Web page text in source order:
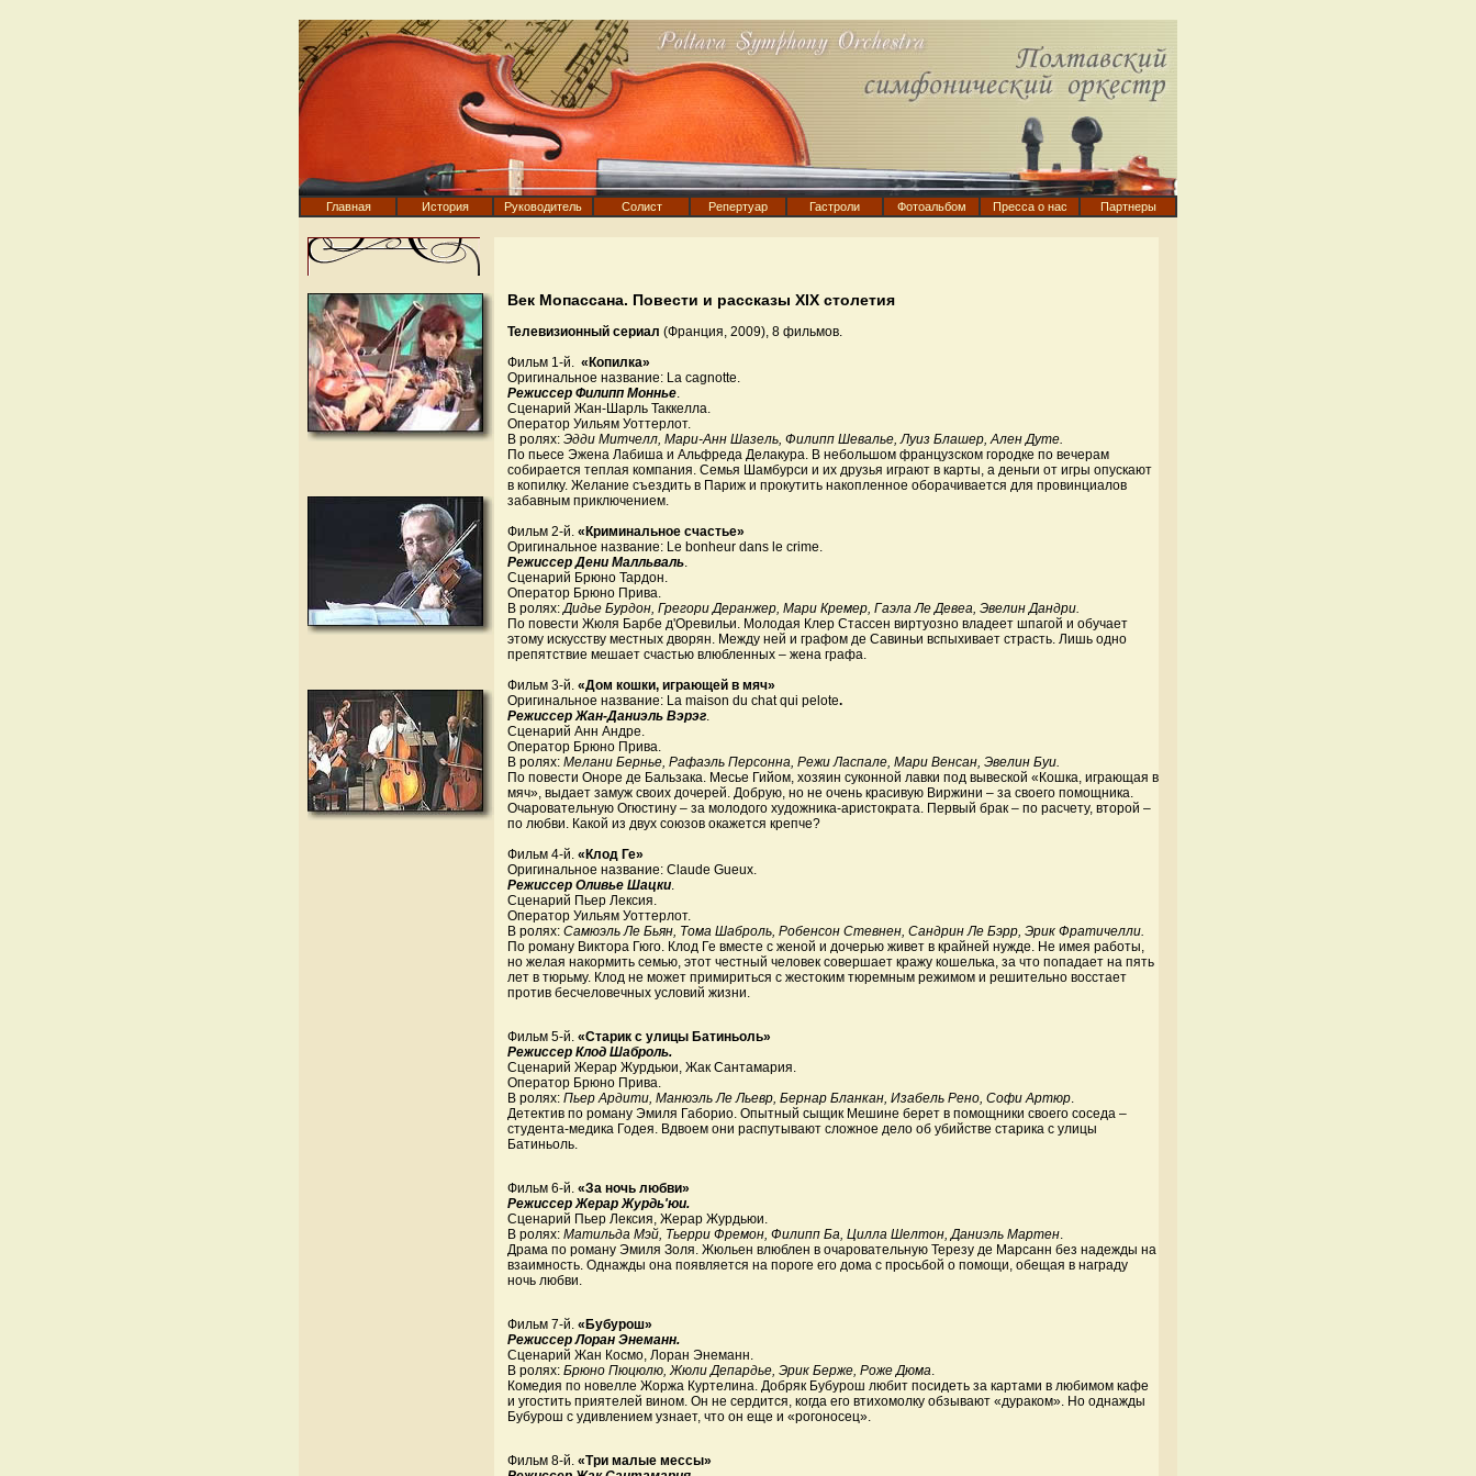
Главная История Руководитель Солист Репертуар Гастроли Фотоальбом Пресса о нас Партнеры
Век Мопассана. Повести и рассказы XIX столетия
Телевизионный сериал (Франция, 2009), 8 фильмов.
Фильм 1-й. «Копилка»
Оригинальное название: La cagnotte.
Режиссер Филипп Моннье.
Сценарий Жан-Шарль Таккелла.
Оператор Уильям Уоттерлот.
В ролях: Эдди Митчелл, Мари-Анн Шазель, Филипп Шевалье, Луиз Блашер, Ален Дуте.
По пьесе Эжена Лабиша и Альфреда Делакура. В небольшом французском городке по вечерам
собирается теплая компания. Семья Шамбурси и их друзья играют в карты, а деньги от игры опускают
в копилку. Желание съездить в Париж и прокутить накопленное оборачивается для провинциалов
забавным приключением.
Фильм 2-й. «Криминальное счастье»
Оригинальное название: Le bonheur dans le crime.
Режиссер Дени Малльваль.
Сценарий Брюно Тардон.
Оператор Брюно Прива.
В ролях:Дидье Бурдон, Грегори Деранжер, Мари Кремер, Гаэла Ле Девеа, Эвелин Дандри.
По повести Жюля Барбе д'Оревильи. Молодая Клер Стассен виртуозно владеет шпагой и обучает
этому искусству местных дворян. Между ней и графом де Савиньи вспыхивает страсть. Лишь одно
препятствие мешает счастью влюбленных – жена графа.
Фильм 3-й. «Дом кошки, играющей в мяч»
Оригинальное название: La maison du chat qui pelote.
Режиссер Жан-Даниэль Вэрэг.
Сценарий Анн Андре.
Оператор Брюно Прива.
В ролях: Мелани Бернье, Рафаэль Персонна, Режи Ласпале, Мари Венсан, Эвелин Буи.
По повести Оноре де Бальзака. Месье Гийом, хозяин суконной лавки под вывеской «Кошка, играющая в
мяч», выдает замуж своих дочерей. Добрую, но не очень красивую Виржини – за своего помощника.
Очаровательную Огюстину – за молодого художника-аристократа. Первый брак – по расчету, второй –
по любви. Какой из двух союзов окажется крепче?
Фильм 4-й. «Клод Ге»
Оригинальное название: Claude Gueux.
Режиссер Оливье Шацки.
Сценарий Пьер Лексия.
Оператор Уильям Уоттерлот.
В ролях: Самюэль Ле Бьян, Тома Шаброль, Робенсон Стевнен, Сандрин Ле Бэрр, Эрик Фратичелли.
По роману Виктора Гюго. Клод Ге вместе с женой и дочерью живет в крайней нужде. Не имея работы,
но желая накормить семью, этот честный человек совершает кражу кошелька, за что попадает на пять
лет в тюрьму. Клод не может примириться с жестоким тюремным режимом и решительно восстает
против бесчеловечных условий жизни.
Фильм 5-й. «Старик с улицы Батиньоль»
Режиссер Клод Шаброль.
Сценарий Жерар Журдьюи, Жак Сантамария.
Оператор Брюно Прива.
В ролях: Пьер Ардити, Манюэль Ле Льевр, Бернар Бланкан, Изабель Рено, Софи Артюр.
Детектив по роману Эмиля Габорио. Опытный сыщик Мешине берет в помощники своего соседа –
студента-медика Годея. Вдвоем они распутывают сложное дело об убийстве старика с улицы
Батиньоль.
Фильм 6-й. «За ночь любви»
Режиссер Жерар Журдь'юи.
Сценарий Пьер Лексия, Жерар Журдьюи.
В ролях: Матильда Мэй, Тьерри Фремон, Филипп Ба, Цилла Шелтон, Даниэль Мартен.
Драма по роману Эмиля Золя. Жюльен влюблен в очаровательную Терезу де Марсанн без надежды на
взаимность. Однажды она появляется на пороге его дома с просьбой о помощи, обещая в награду
ночь любви.
Фильм 7-й. «Бубурош»
Режиссер Лоран Энеманн.
Сценарий Жан Космо, Лоран Энеманн.
В ролях: Брюно Пюцюлю, Жюли Депардье, Эрик Берже, Роже Дюма.
Комедия по новелле Жоржа Куртелина. Добряк Бубурош любит посидеть за картами в любимом кафе
и угостить приятелей вином. Он не сердится, когда его втихомолку обзывают «дураком». Но однажды
Бубурош с удивлением узнает, что он еще и «рогоносец».
Фильм 8-й. «Три малые мессы»